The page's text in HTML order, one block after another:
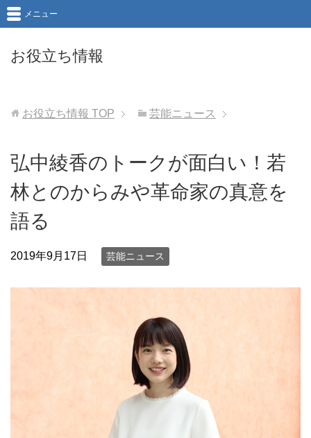
お役立ち情報
メニュー
お役立ち情報 TOP 芸能ニュース
弘中綾香のトークが面白い！若
林とのからみや革命家の真意を
語る
2019年9月17日 芸能ニュース